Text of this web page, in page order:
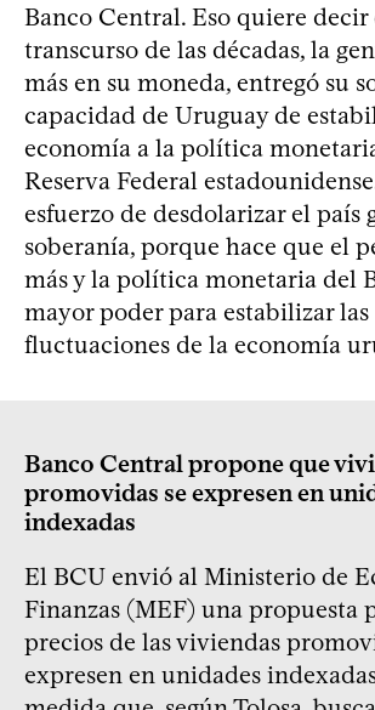
Banco Central. Eso quiere decir
transcurso de las décadas, la
más en su moneda, entregó su
capacidad de Uruguay de
economía a la política
Reserva Federal
esfuerzo de desdolarizar el país
soberanía, porque hace que el
más y la política monetaria del
mayor poder para estabilizar las
fluctuaciones de la economía
Banco Central propone que
promovidas se expresen en
indexadas
El BCU envió al Ministerio de
Finanzas (MEF) una propuesta
precios de las viviendas
expresen en unidades